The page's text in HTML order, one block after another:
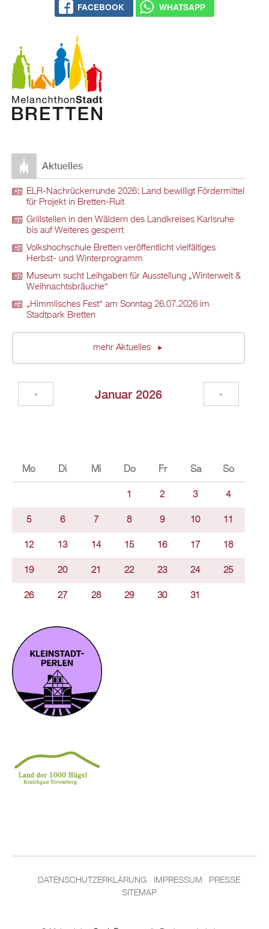
FACEBOOK WHATSAPP
Aktuelles
ELR-Nachrückerrunde 2026: Land bewilligt Fördermittel
für Projekt in Bretten-Ruit
Grillstellen in den Wäldern des Landkreises Karlsruhe
bis auf Weiteres gesperrt
Volkshochschule Bretten veröffentlicht vielfältiges
Herbst- und Winterprogramm
Museum sucht Leihgaben für Ausstellung „Winterwelt &
Weihnachtsbräuche“
„Himmlisches Fest“ am Sonntag 26.07.2026 im
Stadtpark Bretten
mehr Aktuelles
Januar 2026
« »
Mo Di Mi Do Fr Sa So
1 2 3 4
5 6 7 8 9 10 11
12 13 14 15 16 17 18
19 20 21 22 23 24 25
26 27 28 29 30 31
DATENSCHUTZERKLÄRUNG IMPRESSUM
PRESSE
SITEMAP